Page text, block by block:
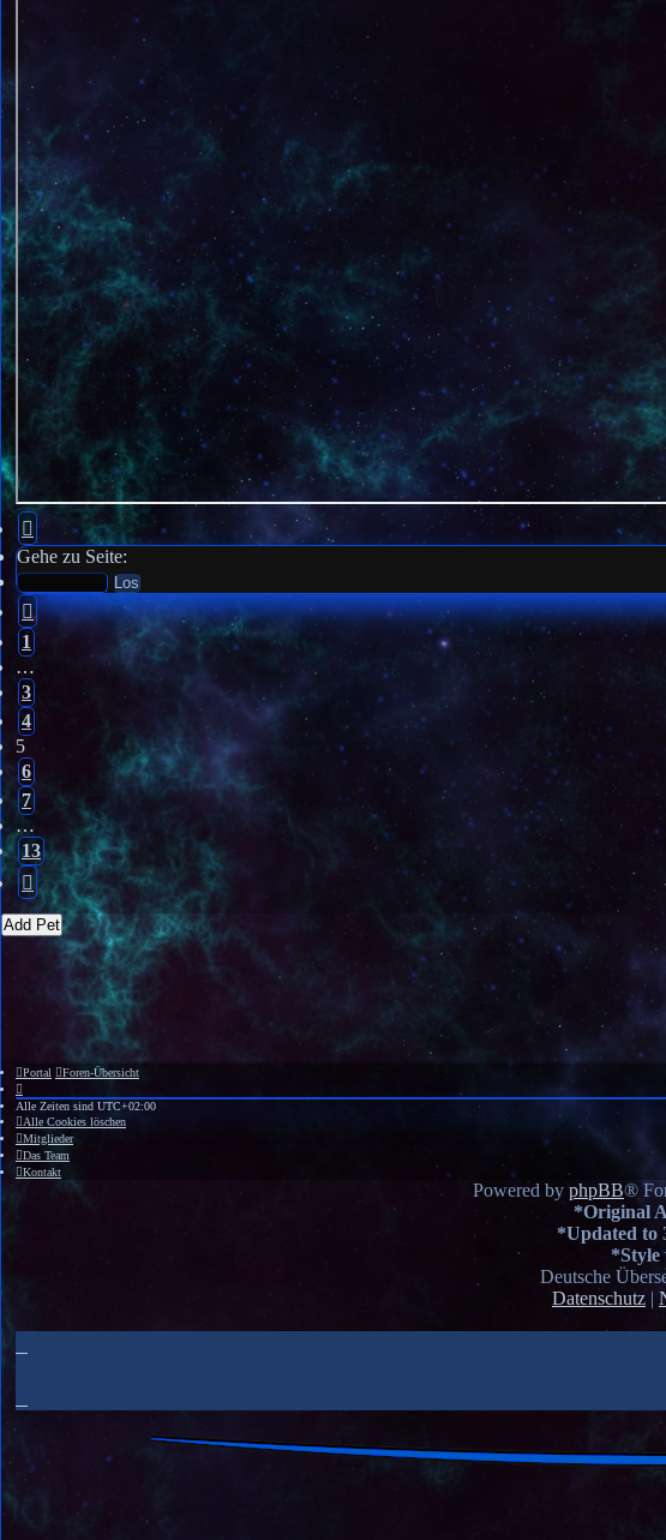
5
von
13
Gehe zu Seite:
Vorherige
1
…
3
4
5
6
7
…
13
Nächste
Add Pet
Portal Foren-Übersicht
Alle Zeiten sind UTC+02:00
Alle Cookies löschen
Mitglieder
Das Team
Kontakt
Powered by phpBB®
*Original
*Updated to
*Style
Deutsche
Datenschutz |